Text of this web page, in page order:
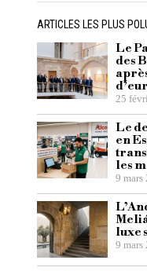
ARTICLES LES PLUS
Le
des
25
Le
en
les
9 mars
luxe
9 mars